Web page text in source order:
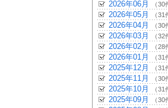
2026年06月 （30
2026年05月 （31
2026年04月 （30
2026年03月 （32
2026年02月 （28
2026年01月 （31
2025年12月 （31
2025年11月 （30
2025年10月 （31
2025年09月 （30